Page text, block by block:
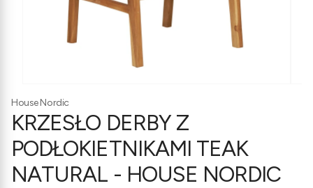
House Nordic
KRZESŁO DERBY Z
PODŁOKIETNIKAMI TEAK
NATURAL - HOUSE NORDIC